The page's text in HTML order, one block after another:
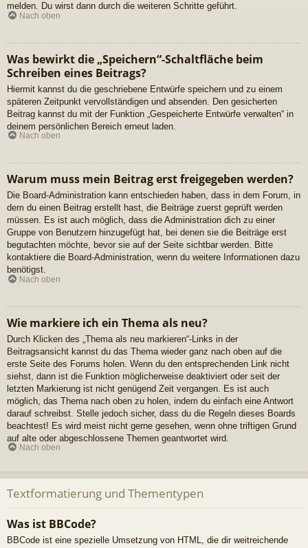
melden. Du wirst dann durch die weiteren Schritte geführt.
Nach oben
Was bewirkt die „Speichern“-Schaltfläche beim
Schreiben eines Beitrags?
Hiermit kannst du die geschriebene Entwürfe speichern und zu einem
späteren Zeitpunkt vervollständigen und absenden. Den gesicherten
Beitrag kannst du mit der Funktion „Gespeicherte Entwürfe verwalten“ in
deinem persönlichen Bereich erneut laden.
Nach oben
Warum muss mein Beitrag erst freigegeben werden?
Die Board-Administration kann entschieden haben, dass in dem Forum, in
dem du einen Beitrag erstellt hast, die Beiträge zuerst geprüft werden
müssen. Es ist auch möglich, dass die Administration dich zu einer
Gruppe von Benutzern hinzugefügt hat, bei denen sie die Beiträge erst
begutachten möchte, bevor sie auf der Seite sichtbar werden. Bitte
kontaktiere die Board-Administration, wenn du weitere Informationen dazu
benötigst.
Nach oben
Wie markiere ich ein Thema als neu?
Durch Klicken des „Thema als neu markieren“-Links in der
Beitragsansicht kannst du das Thema wieder ganz nach oben auf die
erste Seite des Forums holen. Wenn du den entsprechenden Link nicht
siehst, dann ist die Funktion möglicherweise deaktiviert oder seit der
letzten Markierung ist nicht genügend Zeit vergangen. Es ist auch
möglich, das Thema nach oben zu holen, indem du einfach eine Antwort
darauf schreibst. Stelle jedoch sicher, dass du die Regeln dieses Boards
beachtest! Es wird meist nicht gerne gesehen, wenn ohne triftigen Grund
auf alte oder abgeschlossene Themen geantwortet wird.
Nach oben
Textformatierung und Thementypen
Was ist BBCode?
BBCode ist eine spezielle Umsetzung von HTML, die dir weitreichende